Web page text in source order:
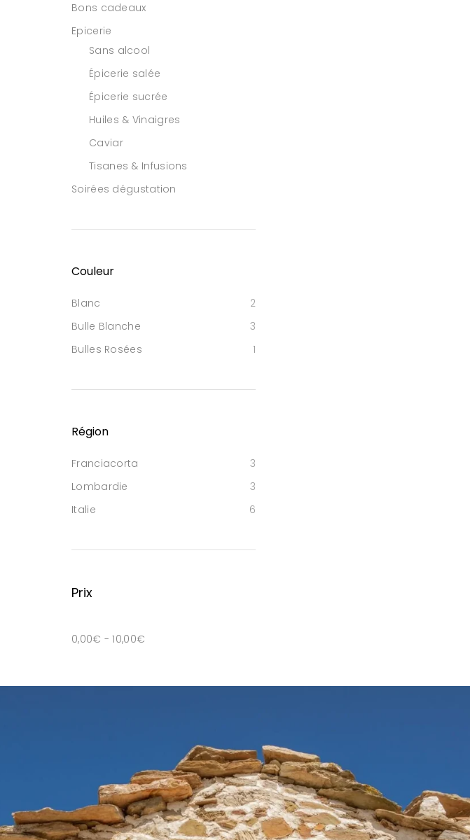
Bons cadeaux
Epicerie
Sans alcool
Épicerie salée
Épicerie sucrée
Huiles & Vinaigres
Caviar
Tisanes & Infusions
Soirées dégustation
Couleur
Blanc
2
Bulle Blanche
3
Bulles Rosées
1
Région
Franciacorta
3
Lombardie
3
Italie
6
Prix
0,00€ -10,00€